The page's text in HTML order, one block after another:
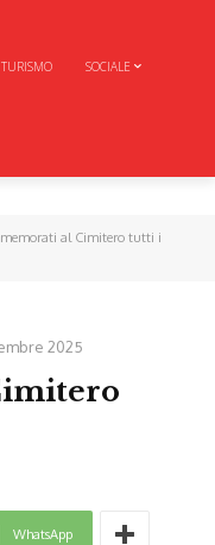
TURISMO SOCIALE
al Cimitero tutti i
2025
WhatsApp